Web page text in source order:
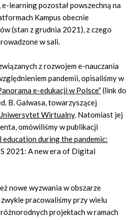
learning pozostał powszechną na
Kampus obecnie
(stan z grudnia 2021), z czego
w sali.
z rozwojem e-nauczania
pandemii, opisaliśmy w
e-edukacji w Polsce”(link do
B. Galwasa, towarzyszącej
Wirtualny. Natomiast jej
omówiliśmy w publikacji
during the pandemic:
2021: A new era of Digital
nowe wyzwania w obszarze
pracowaliśmy przy wielu
projektach w ramach